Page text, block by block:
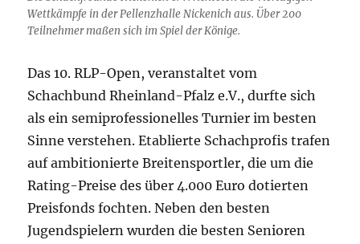
Wettkämpfe in der Pellenzhalle Nickenich aus. Über 200
Teilnehmer maßen sich im Spiel der Könige.
Das 10. RLP-Open, veranstaltet vom
Schachbund Rheinland-Pfalz e.V., durfte sich
als ein semiprofessionelles Turnier im besten
Sinne verstehen. Etablierte Schachprofis trafen
auf ambitionierte Breitensportler, die um die
Rating-Preise des über 4.000 Euro dotierten
Preisfonds fochten. Neben den besten
Jugendspielern wurden die besten Senioren